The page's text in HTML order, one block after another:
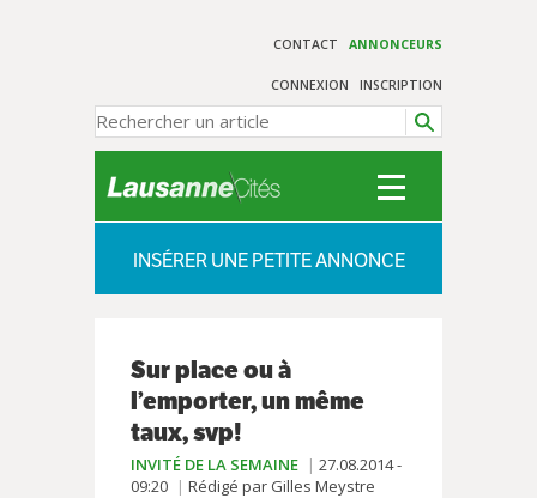
CONTACT ANNONCEURS
CONNEXION INSCRIPTION
INSÉRER UNE PETITE ANNONCE
Sur place ou à
l’emporter, un même
taux, svp!
INVITÉ DE LA SEMAINE
27.08.2014 -
09:20
Rédigé par Gilles Meystre